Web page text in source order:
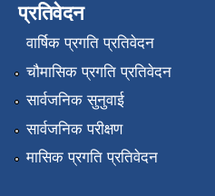
प्रतिवेदन
वार्षिक प्रगति प्रतिवेदन
चौमासिक प्रगति प्रतिवेदन
सार्वजनिक सुनुवाई
सार्वजनिक परीक्षण
मासिक प्रगति प्रतिवेदन